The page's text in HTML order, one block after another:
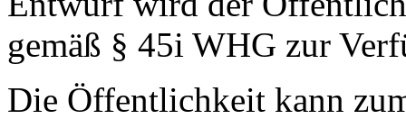
gemäß § 45i WHG zur
Die Öffentlichkeit kann